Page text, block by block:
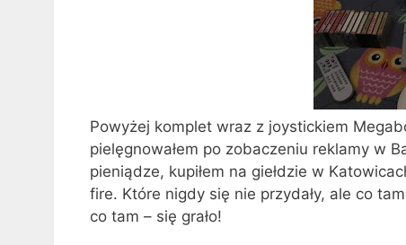
Powyżej komplet wraz z joystickiem
pielęgnowałem po zobaczeniu reklamy w
pieniądze, kupiłem na giełdzie w
fire. Które nigdy się nie przydały, ale co
co tam – się grało!